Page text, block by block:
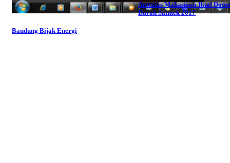
Bandung Bijak Energi
Antusias Mahasiswa Ikuti
Darah Saintek 2017